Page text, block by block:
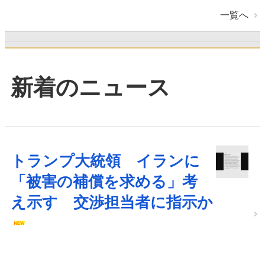
一覧へ
新着のニュース
トランプ大統領 イランに
「被害の補償を求める」考
え示す 交渉担当者に指示か